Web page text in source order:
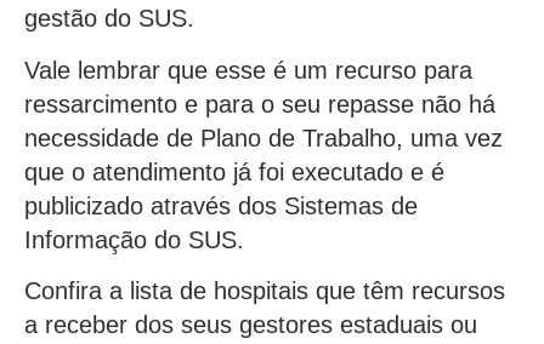
gestão do SUS.
Vale lembrar que esse é um recurso para
ressarcimento e para o seu repasse não há
necessidade de Plano de Trabalho, uma vez
que o atendimento já foi executado e é
publicizado através dos Sistemas de
Informação do SUS.
Confira a lista de hospitais que têm recursos
a receber dos seus gestores estaduais ou